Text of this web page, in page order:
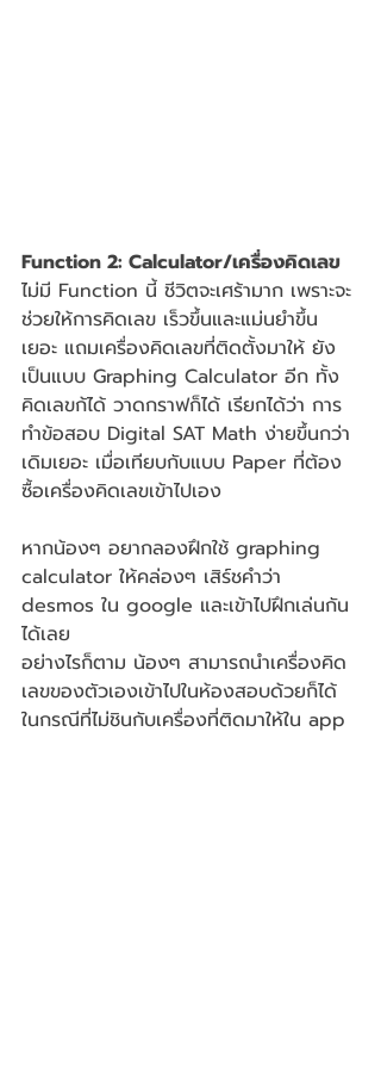
Function 2: Calculator/เครื่องคิดเลข
ไม่มี Function นี้ ชีวิตจะเศร้ามาก เพราะจะ
ช่วยให้การคิดเลข เร็วขึ้นและแม่นยำขึ้น
เยอะ แถมเครื่องคิดเลขที่ติดตั้งมาให้ ยัง
เป็นแบบ Graphing Calculator อีก ทั้ง
คิดเลขก้ได้ วาดกราฟก็ได้ เรียกได้ว่า การ
ทำข้อสอบ Digital SAT Math ง่ายขึ้นกว่า
เดิมเยอะ เมื่อเทียบกับแบบ Paper ที่ต้อง
ซื้อเครื่องคิดเลขเข้าไปเอง
หากน้องๆ อยากลองฝึกใช้ graphing
calculator ให้คล่องๆ เสิร์ชคำว่า
desmos ใน google และเข้าไปฝึกเล่นกัน
ได้เลย
อย่างไรก็ตาม น้องๆ สามารถนำเครื่องคิด
เลขของตัวเองเข้าไปในห้องสอบด้วยก็ได้
ในกรณีที่ไม่ชินกับเครื่องที่ติดมาให้ใน app